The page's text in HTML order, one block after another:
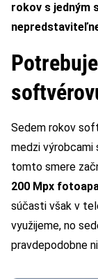
rokov s jedným
Sedem rokov
medzi výrobcami
tomto smere
200 Mpx
súčasti však v
využijeme, no
pravdepodobne